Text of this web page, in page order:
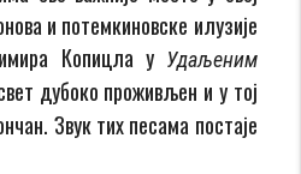
и потемкиновске илузије
Копицла у Удаљеним
дубоко проживљен и у тој
Звук тих песама постаје